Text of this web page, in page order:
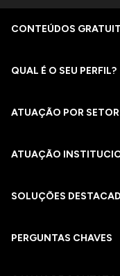
CONTEÚDOS
QUAL É O SEU PERFIL?
ATUAÇÃO POR SETOR
ATUAÇÃO
SOLUÇÕES
PERGUNTAS CHAVES​